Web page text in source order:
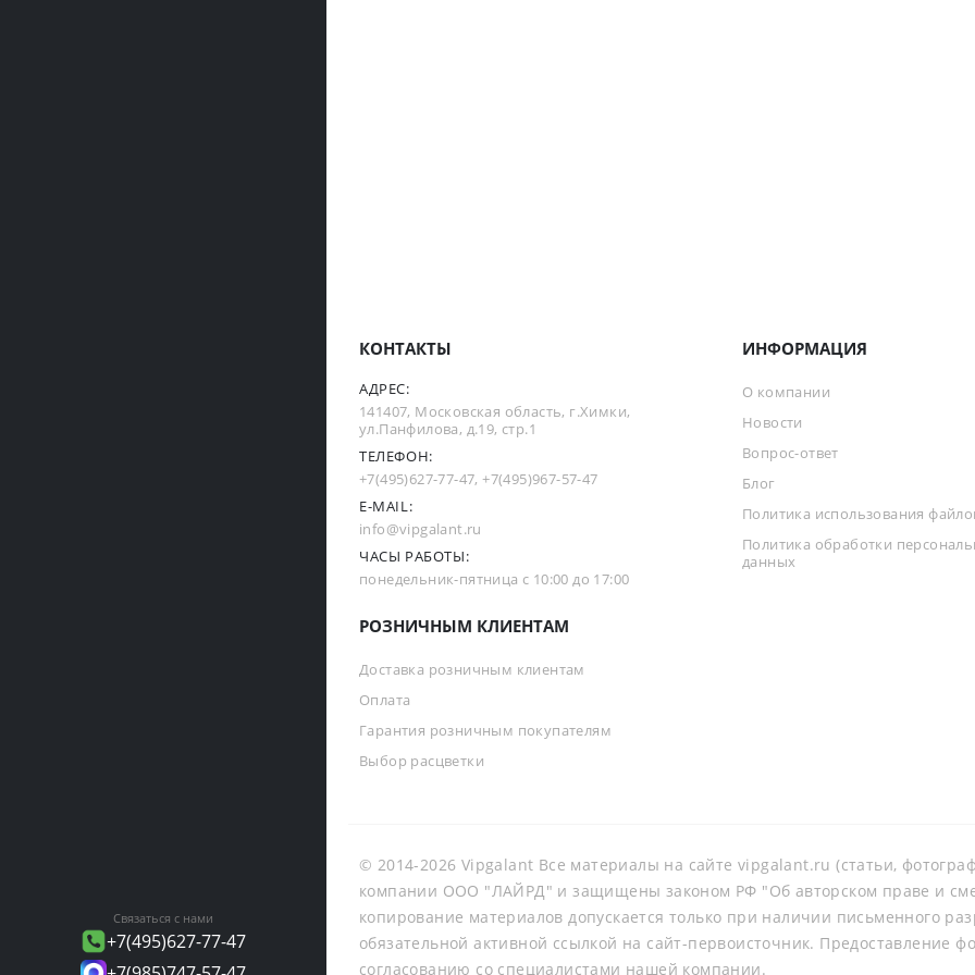
Связаться с нами
+7(495)627-77-47
КОНТАКТЫ
АДРЕС:
141407, Московская область, г.Химки,
ул.Панфилова, д.19, стр.1
ТЕЛЕФОН:
+7(495)627-77-47,+7(495)967-57-47
E-MAIL:
info@vipgalant.ru
ЧАСЫ РАБОТЫ:
понедельник-пятница с 10:00 до 17:00
ИНФОРМАЦИЯ
О компании
Новости
Вопрос-ответ
Блог
Политика использования
Политика обработки
данных
РОЗНИЧНЫМ КЛИЕНТАМ
Доставка розничным клиентам
Оплата
Гарантия розничным покупателям
Выбор расцветки
© 2014-2026 Vipgalant Все материалы на сайте vipgalant.ru (статьи,
компании ООО "ЛАЙРД" и защищены законом РФ "Об авторском праве и
копирование материалов допускается только при наличии письменного
обязательной активной ссылкой на сайт-первоисточник. Предоставление
согласованию со специалистами нашей компании.